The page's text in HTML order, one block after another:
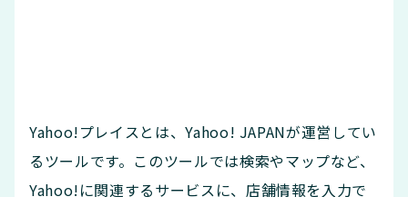
Yahoo!プレイスとは、Yahoo! JAPANが運営してい
るツールです。このツールでは検索やマップなど、
Yahoo!に関連するサービスに、店舗情報を入力で